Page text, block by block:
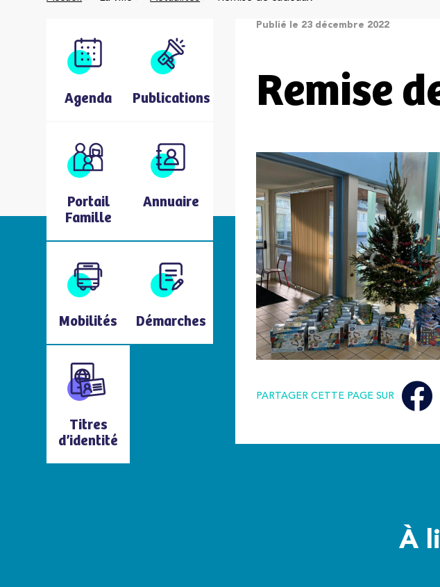
Agenda Publications
Portail
Famille
Annuaire
Mobilités Démarches
Titres
d’identité
Publié le 23 décembre 2022
Remise
PARTAGER CETTE PAGE SUR
À